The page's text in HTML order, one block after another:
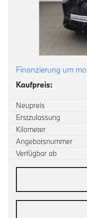
Finanzierung um
Kaufpreis:
Neupreis
Erstzulassung
Kilometer
Angebotsnummer
Verfügbar ab